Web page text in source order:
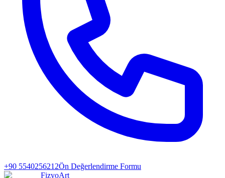
+90 5540256212Ön Değerlendirme Formu
FizyoArt